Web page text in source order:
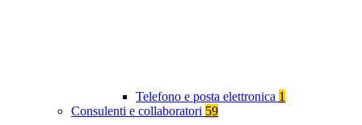
Telefono e posta elettronica 1
Consulenti e collaboratori 59